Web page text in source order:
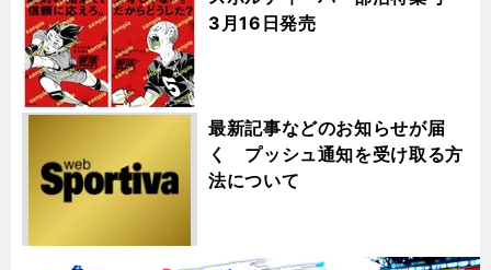
3月16日発売
最新記事などのお知らせが届
く プッシュ通知を受け取る方
法について